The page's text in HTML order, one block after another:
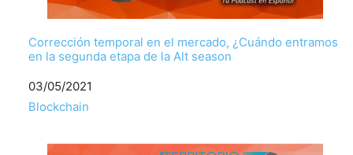
Corrección temporal en el mercado, ¿Cuándo entramos
en la segunda etapa de la Alt season
Fecha
03/05/2021
Respecto a
Blockchain